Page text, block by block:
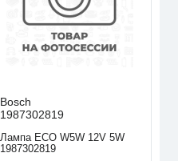
Bosch
1987302819
Лампа ECO W5W 12V 5W
1987302819